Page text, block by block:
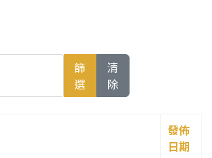
篩
選
清
除
發佈
日期